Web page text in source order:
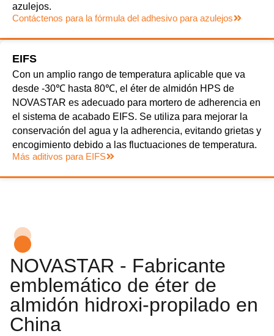
azulejos.
Contáctenos para la fórmula del adhesivo para azulejos
EIFS
Con un amplio rango de temperatura aplicable que va
desde -30℃ hasta 80℃, el éter de almidón HPS de
NOVASTAR es adecuado para mortero de adherencia en
el sistema de acabado EIFS. Se utiliza para mejorar la
conservación del agua y la adherencia, evitando grietas y
encogimiento debido a las fluctuaciones de temperatura.
Más aditivos para EIFS
NOVASTAR - Fabricante
emblemático de éter de
almidón hidroxi-propilado en
China